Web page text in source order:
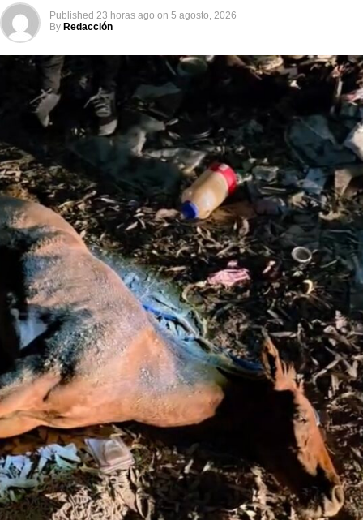
Published 23 horas ago on 5 agosto, 2026
By Redacción